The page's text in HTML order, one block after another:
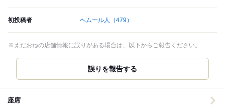
初投稿者 ヘムール人 （479）
※えだおねの店舗情報に誤りがある場合は、以下からご報告ください。
誤りを報告する
座席